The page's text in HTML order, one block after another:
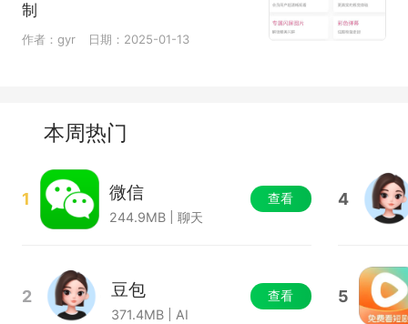
制
作者：gyr 日期：2025-01-13
本周热门
1 微信
244.9MB | 聊天
查看
2 豆包
371.4MB | AI
查看
4
5